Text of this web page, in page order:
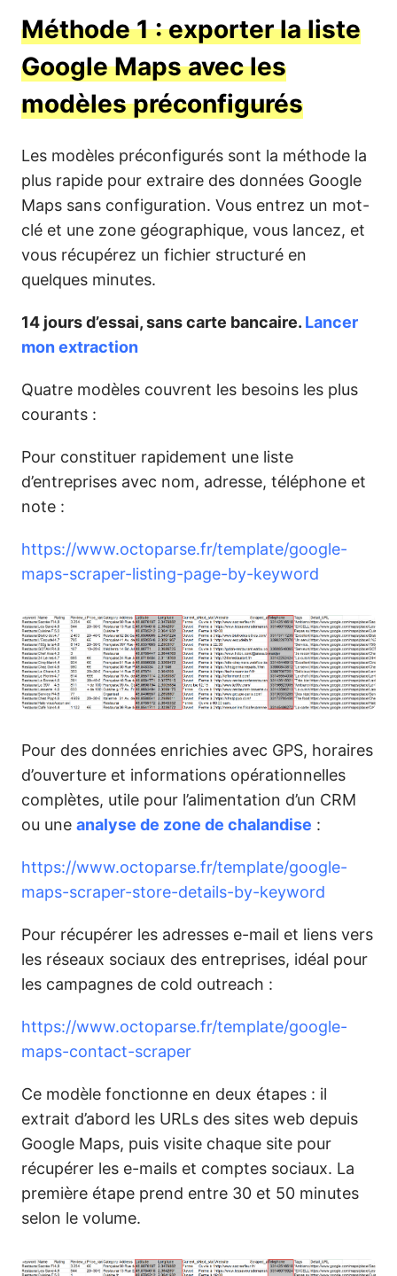
Méthode 1 : exporter la liste
Google Maps avec les
modèles préconfigurés
Les modèles préconfigurés sont la méthode la
plus rapide pour extraire des données Google
Maps sans configuration. Vous entrez un mot-
clé et une zone géographique, vous lancez, et
vous récupérez un fichier structuré en
quelques minutes.
14 jours d’essai, sans carte bancaire. Lancer
mon extraction
Quatre modèles couvrent les besoins les plus
courants :
Pour constituer rapidement une liste
d’entreprises avec nom, adresse, téléphone et
note :
https://www.octoparse.fr/template/google-
maps-scraper-listing-page-by-keyword
Pour des données enrichies avec GPS, horaires
d’ouverture et informations opérationnelles
complètes, utile pour l’alimentation d’un CRM
ou une analyse de zone de chalandise :
https://www.octoparse.fr/template/google-
maps-scraper-store-details-by-keyword
Pour récupérer les adresses e-mail et liens vers
les réseaux sociaux des entreprises, idéal pour
les campagnes de cold outreach :
https://www.octoparse.fr/template/google-
maps-contact-scraper
Ce modèle fonctionne en deux étapes : il
extrait d’abord les URLs des sites web depuis
Google Maps, puis visite chaque site pour
récupérer les e-mails et comptes sociaux. La
première étape prend entre 30 et 50 minutes
selon le volume.